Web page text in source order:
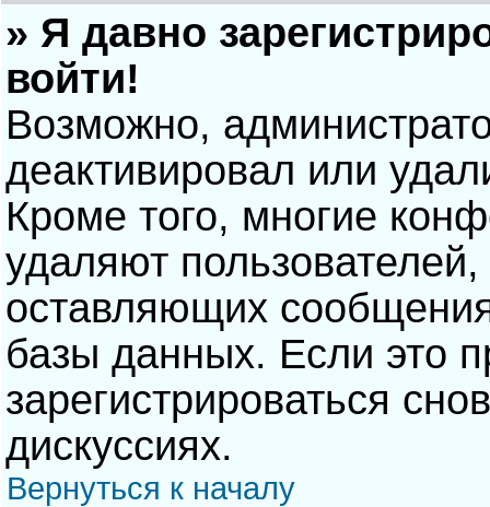
» Я давно
войти!
Возможно,
деактивировал или
Кроме того, многие
удаляют
оставляющих
базы данных. Если это
зарегистрироваться
дискуссиях.
Вернуться к началу